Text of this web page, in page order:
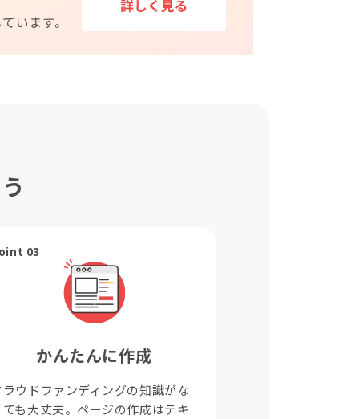
03
かんたんに作成
ラウドファンディングの知識がな
ても大丈夫。ページの作成はテキ